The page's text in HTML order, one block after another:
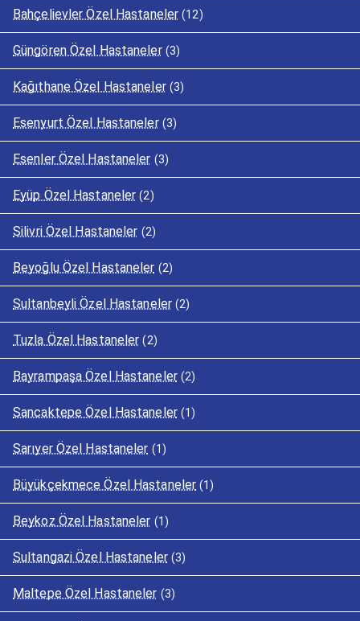
Bahçelievler Özel Hastaneler (12)
Güngören Özel Hastaneler (3)
Kağıthane Özel Hastaneler (3)
Esenyurt Özel Hastaneler (3)
Esenler Özel Hastaneler (3)
Eyüp Özel Hastaneler (2)
Silivri Özel Hastaneler (2)
Beyoğlu Özel Hastaneler (2)
Sultanbeyli Özel Hastaneler (2)
Tuzla Özel Hastaneler (2)
Bayrampaşa Özel Hastaneler (2)
Sancaktepe Özel Hastaneler (1)
Sarıyer Özel Hastaneler (1)
Büyükçekmece Özel Hastaneler (1)
Beykoz Özel Hastaneler (1)
Sultangazi Özel Hastaneler (3)
Maltepe Özel Hastaneler (3)